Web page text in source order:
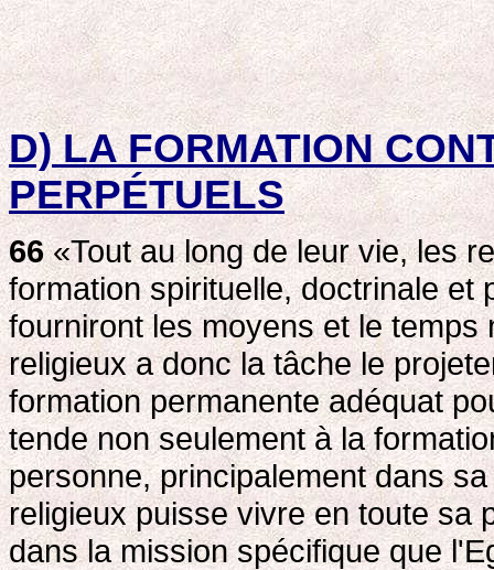
D) LA FORMATION
PERPÉTUELS
66«Tout au long de leur vie, les
formation spirituelle, doctrinale et
fourniront les moyens et le
religieux a donc la tâche le
formation permanente adéquat
tende non seulement à la
personne, principalement dans
religieux puisse vivre en toute sa
dans la mission spécifique que